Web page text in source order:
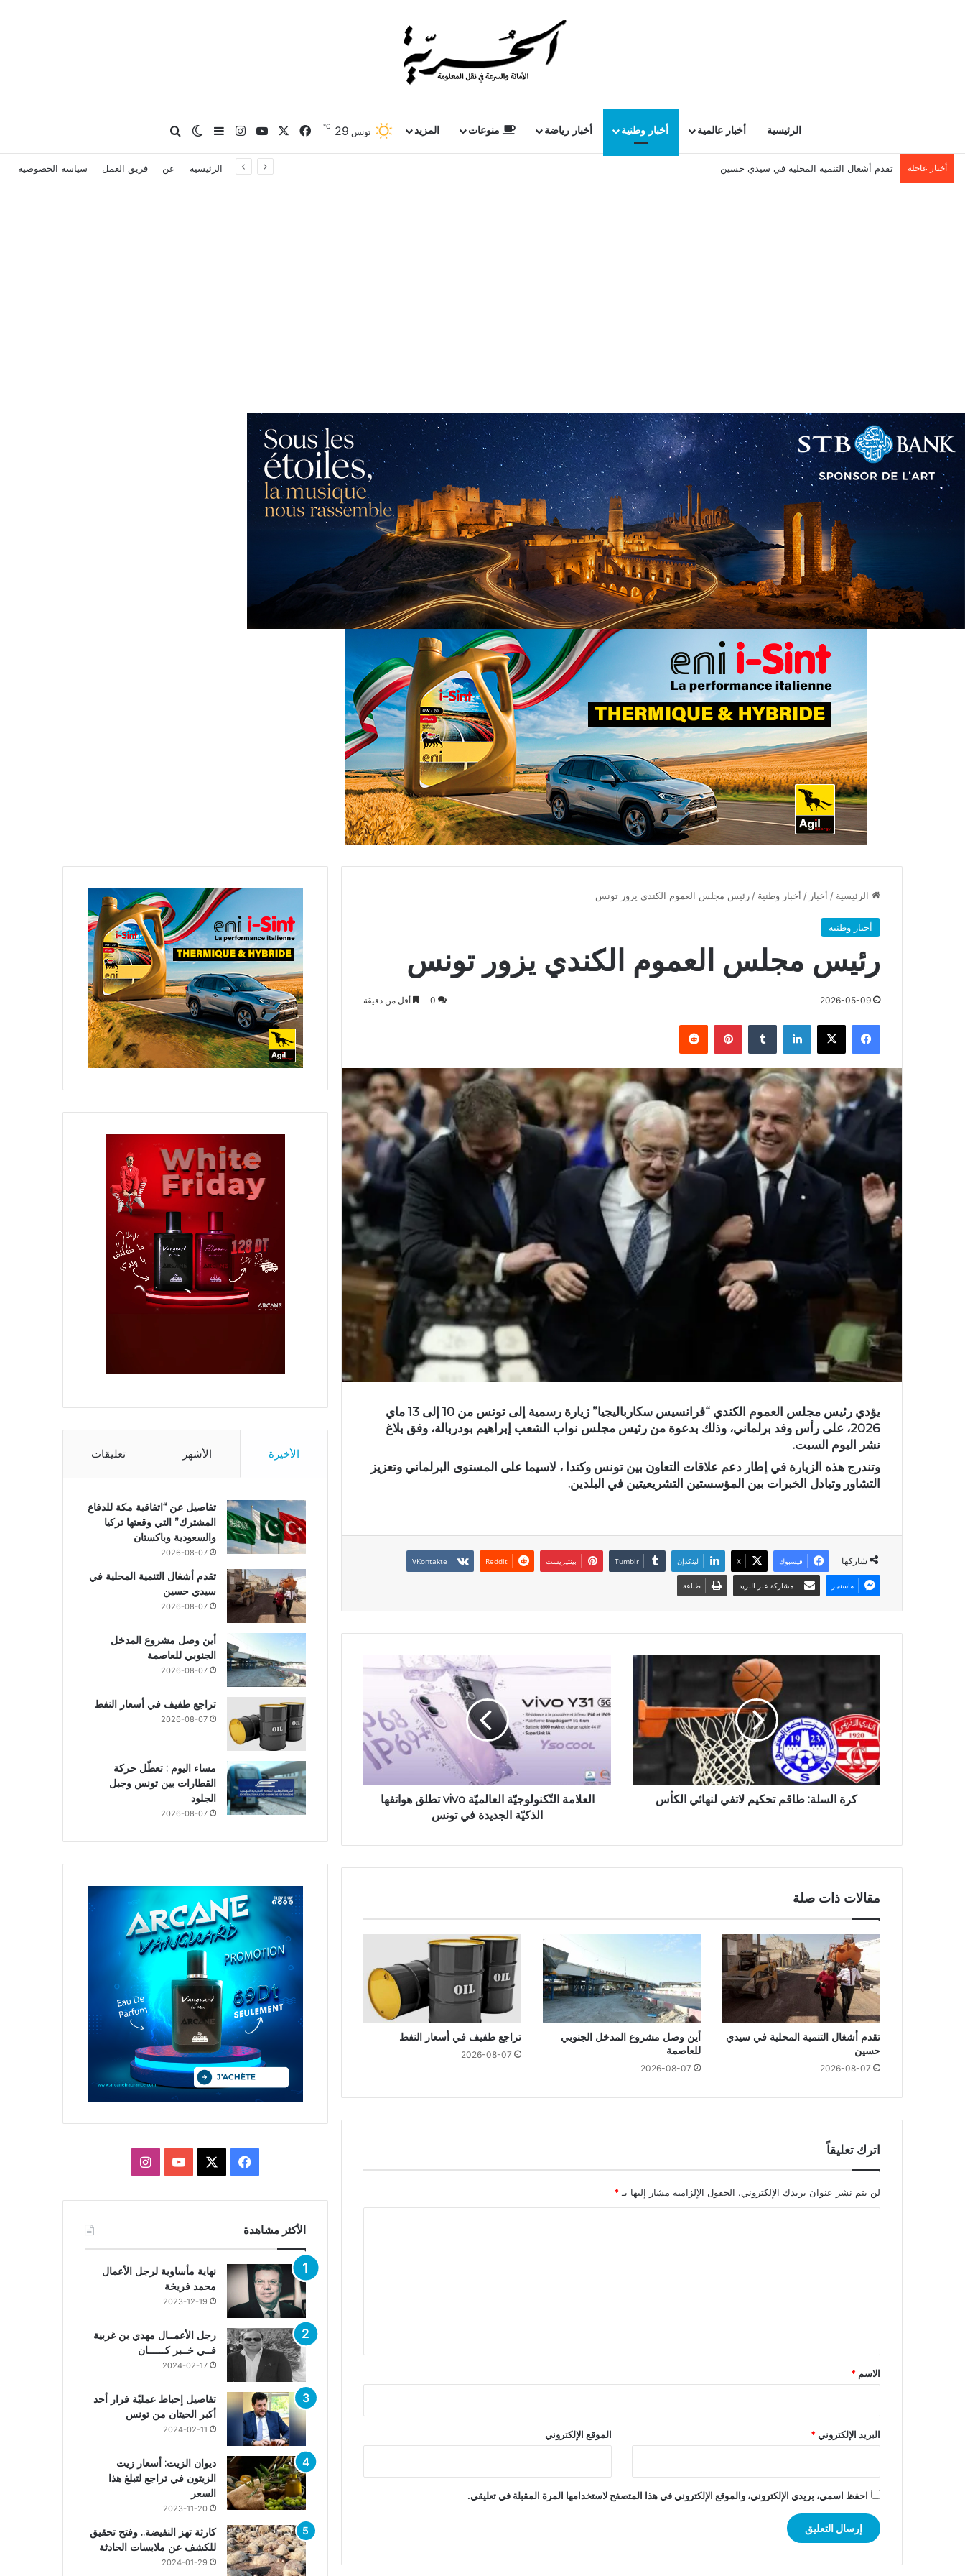
الرئيسية أخبار عالمية أخبار وطنية أخبار رياضة منوعات المزيد تونس 29
℃ فيسبوك يوتيوبانستقرامإضافة عمود جانبي
الوضع المظلم
بحث عن
أخبار عاجلة تقدم أشغال التنمية المحلية في سيدي حسين الرئيسية عن فريق العمل سياسة الخصوصية
الرئيسية / أخبار / أخبار وطنية / رئيس مجلس العموم الكندي يزور تونس
أخبار وطنية
رئيس مجلس العموم الكندي يزور تونس
2026-05-09
0 أقل من دقيقة
فيسبوك X لينكدإن بينتيريست
يؤدي رئيس مجلس العموم الكندي “فرانسيس سكارباليجيا” زيارة رسمية إلى تونس من 10 إلى 13 ماي
2026، على رأس وفد برلماني، وذلك بدعوة من رئيس مجلس نواب الشعب إبراهيم بودربالة، وفق بلاغ
نشر اليوم السبت.
وتندرج هذه الزيارة في إطار دعم علاقات التعاون بين تونس وكندا ، لاسيما على المستوى البرلماني وتعزيز
التشاور وتبادل الخبرات بين المؤسستين التشريعيتين في البلدين.
شاركها فيسبوك X لينكدإن بينتيريست
ماسنجر مشاركة عبر البريد طباعة
كرة السلة: طاقم تحكيم لاتفي لنهائي الكأس
العلامة التّكنولوجيّة العالميّة vivo تطلق هواتفها
الذكيّة الجديدة في تونس
مقالات ذات صلة
تقدم أشغال التنمية المحلية في سيدي
حسين
2026-08-07
أين وصل مشروع المدخل الجنوبي
للعاصمة
2026-08-07
تراجع طفيف في أسعار النفط
2026-08-07
اترك تعليقاً
لن يتم نشر عنوان بريدك الإلكتروني. الحقول الإلزامية مشار إليها بـ*
*
الاسم *
البريد الإلكتروني* الموقع الإلكتروني
احفظ اسمي، بريدي الإلكتروني، والموقع الإلكتروني في هذا المتصفح لاستخدامها المرة المقبلة في تعليقي.
الأخيرة الأشهر تعليقات
تفاصيل عن “اتفاقية مكة للدفاع
المشترك” التي وقعتها تركيا
والسعودية وباكستان
2026-08-07
تقدم أشغال التنمية المحلية في
سيدي حسين
2026-08-07
أين وصل مشروع المدخل
الجنوبي للعاصمة
2026-08-07
تراجع طفيف في أسعار النفط
2026-08-07
مساء اليوم : تعطّل حركة
القطارات بين تونس وجبل
الجلود
2026-08-07
فيسبوك يوتيوبانستقرام
الأكثر مشاهدة
نهاية مأساوية لرجل الأعمال
محمد فريخة
2023-12-19
رجل الأعمــال مهدي بن غربية
فــي خــبر كــــــان
2024-02-17
تفاصيل إحباط عمليّة فرار أحد
أكبر الحيتان من تونس
2024-02-11
ديوان الزيت: أسعار زيت
الزيتون في تراجع لتبلغ هذا
السعر
2023-11-20
كارثة تهز النفيضة.. وفتح تحقيق
للكشف عن ملابسات الحادثة
2024-01-29